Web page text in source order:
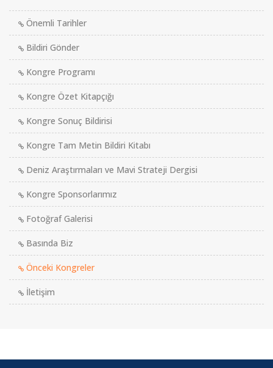
Önemli Tarihler
Bildiri Gönder
Kongre Programı
Kongre Özet Kitapçığı
Kongre Sonuç Bildirisi
Kongre Tam Metin Bildiri Kitabı
Deniz Araştırmaları ve Mavi Strateji Dergisi
Kongre Sponsorlarımız
Fotoğraf Galerisi
Basında Biz
Önceki Kongreler
İletişim